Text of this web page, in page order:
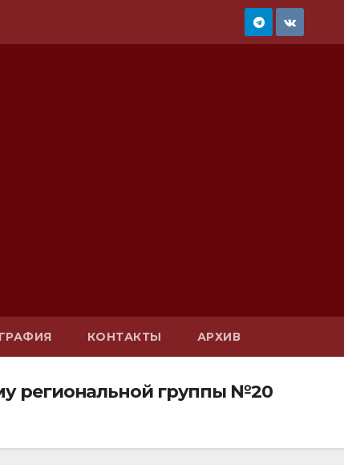
КОНТАКТЫ АРХИВ
региональной группы №20